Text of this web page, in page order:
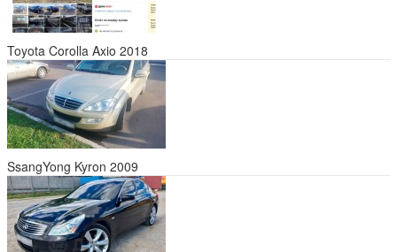
Toyota Corolla Axio 2018
SsangYong Kyron 2009